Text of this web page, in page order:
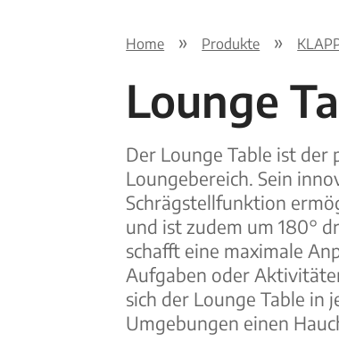
Home Produkte
Lounge
Der Lounge Table ist
Loungebereich. Sein
Schrägstellfunktion
und ist zudem um 180°
schafft eine maximale
Aufgaben oder
sich der Lounge Table in
Umgebungen einen